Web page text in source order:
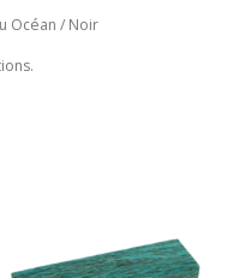
Océan / Noir